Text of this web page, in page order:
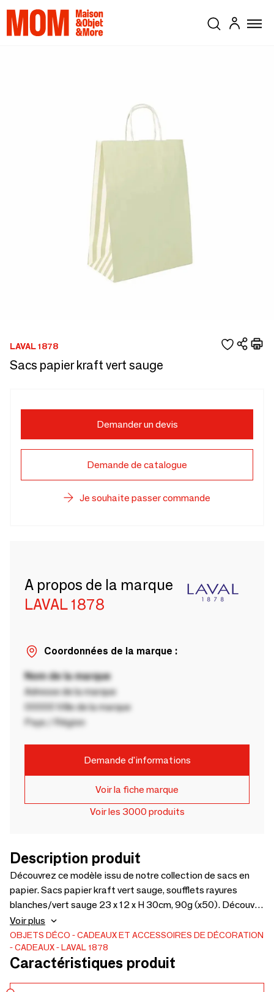
LAVAL 1878
Sacs papier kraft vert sauge
Demander un devis
Demande de catalogue
Je souhaite passer commande
A propos de la marque
LAVAL 1878
Coordonnées de la marque :
Nom de la marque
Adresse de la marque
00000 Ville de la marque
Pays / Région
Demande d'informations
Voir la fiche marque
Voir les 3000 produits
Description produit
Découvrez ce modèle issu de notre collection de sacs en
papier. Sacs papier kraft vert sauge, soufflets rayures
blanches/vert sauge 23 x 12 x H 30cm, 90g (x50). Découvrir
le produit
Voir plus
OBJETS DÉCO
CADEAUX ET ACCESSOIRES DE DÉCORATION
CADEAUX
LAVAL 1878
Caractéristiques produit